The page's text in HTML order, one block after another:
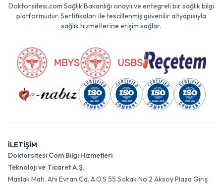
Doktorsitesi.com Sağlık Bakanlığı onaylı ve entegreli bir sağlık bilgi
platformudur. Sertifikaları ile tescillenmiş güvenilir altyapısıyla
sağlık hizmetlerine erişim sağlar.
İLETİŞİM
Doktorsitesi Com Bilgi Hizmetleri
Teknoloji ve Ticaret A.Ş.
Maslak Mah. Ahi Evran Cd. A.O.S 55 Sokak No:2 Aksoy Plaza Giriş